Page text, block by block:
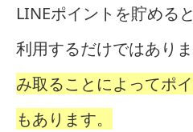
LINEポイントを貯める
利用するだけではありま
み取ることによってポ
もあります。